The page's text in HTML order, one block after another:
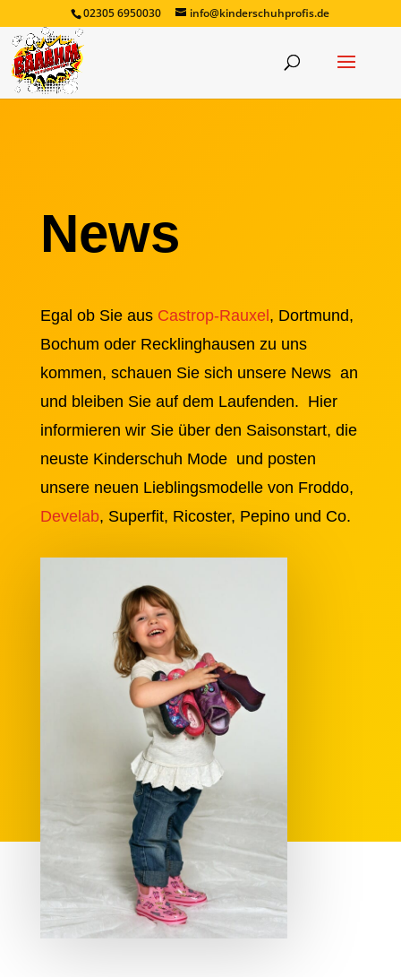
02305 6950030 info@kinderschuhprofis.de
News
Egal ob Sie aus Castrop-Rauxel , Dortmund,
Bochum oder Recklinghausen zu uns
kommen, schauen Sie sich unsere News an
und bleiben Sie auf dem Laufenden. Hier
informieren wir Sie über den Saisonstart, die
neuste Kinderschuh Mode und posten
unsere neuen Lieblingsmodelle von Froddo,
Develab, Superfit, Ricoster, Pepino und Co.